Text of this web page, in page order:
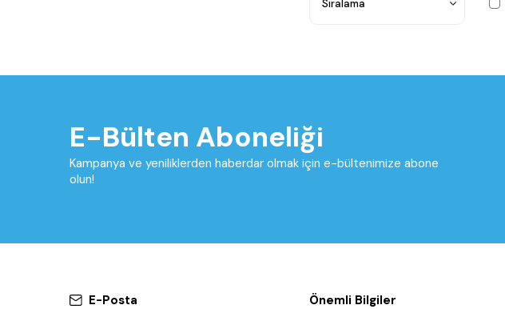
E-Bülten Aboneliği
Kampanya ve yeniliklerden haberdar olmak için e-bültenimize abone
olun!
E-Posta
Önemli Bilgiler